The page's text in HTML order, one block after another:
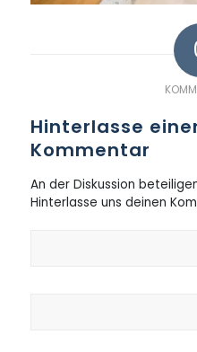
Hinterlasse
Kommentar
An der Diskussion
Hinterlasse uns deinen